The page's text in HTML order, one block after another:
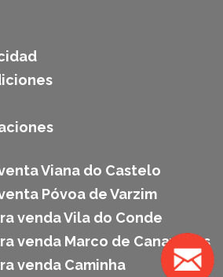
Viana do Castelo
Póvoa de Varzim
venda Vila do Conde
venda Marco de Canaveses
venda Caminha